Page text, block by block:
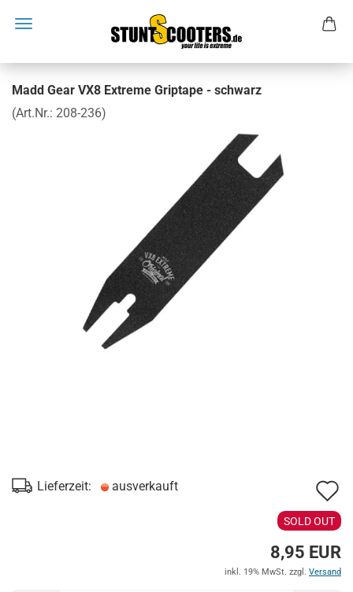
Madd Gear VX8 Extreme Griptape - schwarz
(Art.Nr.: 208-236)
Lieferzeit: ausverkauft
SOLD OUT
8,95 EUR
inkl. 19% MwSt. zzgl. Versand